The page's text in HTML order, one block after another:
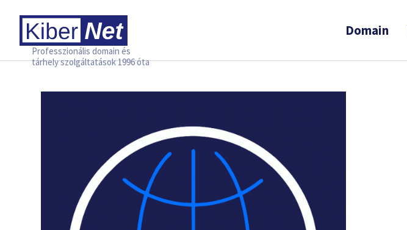
Professzionális domain és
tárhely szolgáltatások 1996 óta
Domain